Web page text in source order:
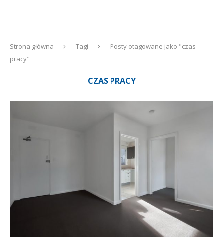
Strona główna Tagi
Posty otagowane jako "czas
pracy"
CZAS PRACY